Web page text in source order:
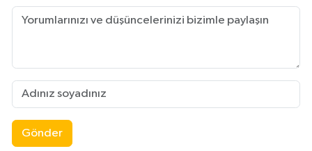
Gönder